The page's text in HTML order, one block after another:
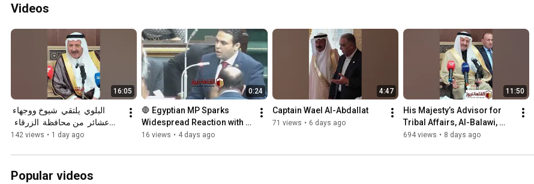
Videos
16:05
والسلط
142 views • 1 day ago
0:24
🛑 Egyptian MP Sparks
Widespread Reaction with
Powerful Speech and
16 views • 4 days ago
4:47
Captain Wael Al-Abdallat
71 views • 6 days ago
11:50
His Majesty’s Advisor for
Tribal Affairs, Al-Balawi,
Meets with Sheikhs and
694 views • 8 days ago
Popular videos